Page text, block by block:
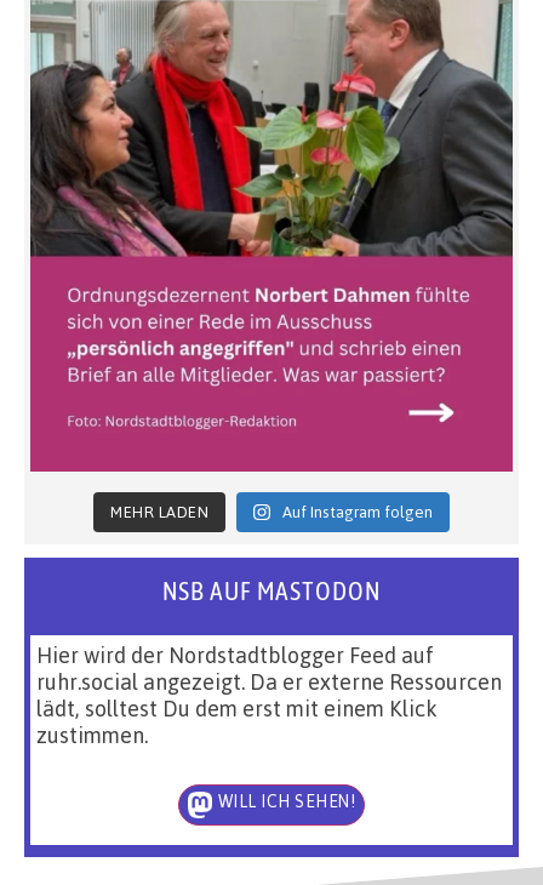
MEHR LADEN Auf Instagram folgen
NSB AUF MASTODON
Hier wird der Nordstadtblogger Feed auf
ruhr.social angezeigt. Da er externe Ressourcen
lädt, solltest Du dem erst mit einem Klick
zustimmen.
WILL ICH SEHEN!